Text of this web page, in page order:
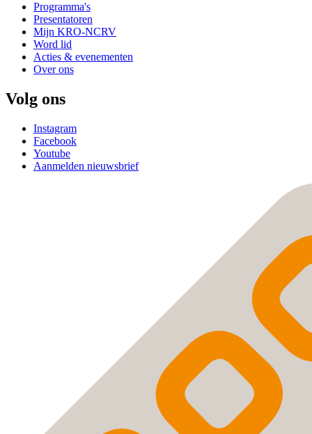
Programma's
Presentatoren
Mijn KRO-NCRV
Word lid
Acties & evenementen
Over ons
Volg ons
Instagram
Facebook
Youtube
Aanmelden nieuwsbrief